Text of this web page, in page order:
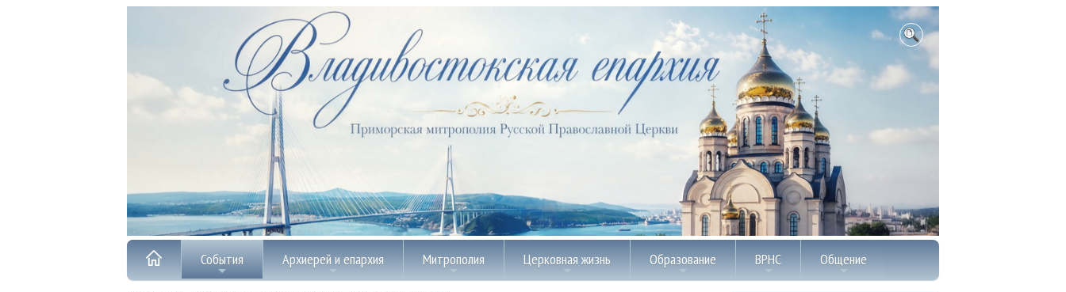
События Архиерей и епархия Митрополия Церковная жизнь Образование ВРНС Общение